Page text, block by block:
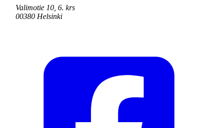
Valimotie 10, 6. krs
00380 Helsinki